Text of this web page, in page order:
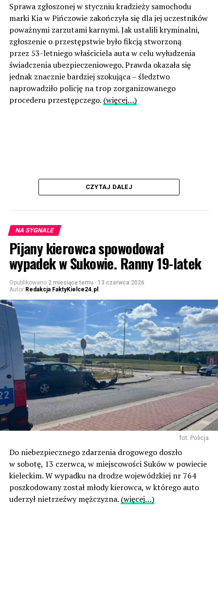
Sprawa zgłoszonej w styczniu kradzieży samochodu
marki Kia w Pińczowie zakończyła się dla jej uczestników
poważnymi zarzutami karnymi. Jak ustalili kryminalni,
zgłoszenie o przestępstwie było fikcją stworzoną
przez 53-letniego właściciela auta w celu wyłudzenia
świadczenia ubezpieczeniowego. Prawda okazała się
jednak znacznie bardziej szokująca – śledztwo
naprowadziło policję na trop zorganizowanego
procederu przestępczego. (więcej…)
CZYTAJ DALEJ
NA SYGNALE
Pijany kierowca spowodował
wypadek w Sukowie. Ranny 19-latek
Opublikowano 2 miesiące temu - 13 czerwca 2026
Autor Redakcja FaktyKielce24.pl
fot. Policja
Do niebezpiecznego zdarzenia drogowego doszło
w sobotę, 13 czerwca, w miejscowości Suków w powiecie
kieleckim. W wypadku na drodze wojewódzkiej nr 764
poszkodowany został młody kierowca, w którego auto
uderzył nietrzeźwy mężczyzna. (więcej…)